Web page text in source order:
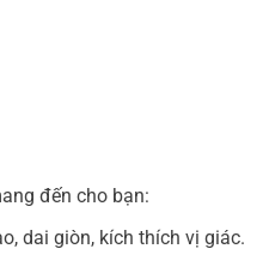
đến cho bạn:
dai giòn, kích thích vị giác.